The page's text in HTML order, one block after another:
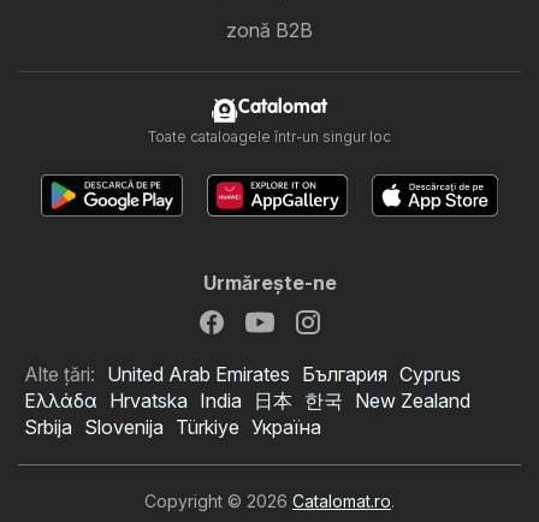
zonă B2B
Catalomat
Toate cataloagele într-un singur loc
Urmăreşte-ne
Alte țări: United Arab Emirates България Cyprus
Ελλάδα Hrvatska India 日本 한국 New Zealand
Srbija Slovenija Türkiye Україна
Copyright © 2026 Catalomat.ro.